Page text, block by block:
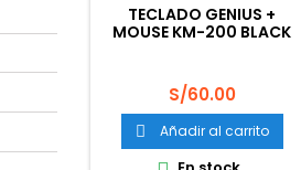
TECLADO GENIUS +
MOUSE KM-200 BLACK
Precio
S/60.00
 Añadir al carrito